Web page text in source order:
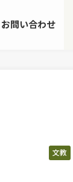
お問い合わせ
文教